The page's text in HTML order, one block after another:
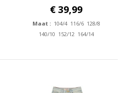
€ 39,99
Maat : 104/4 116/6 128/8
140/10 152/12 164/14